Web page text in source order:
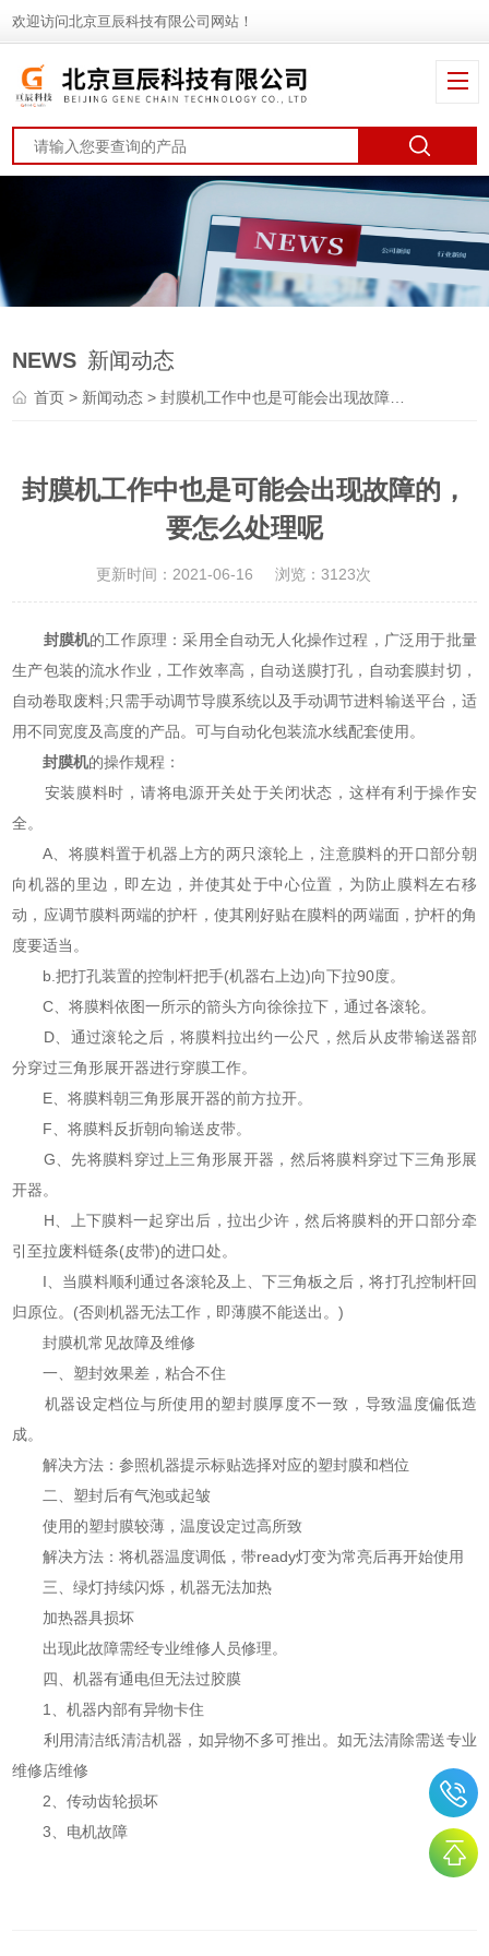
欢迎访问北京亘辰科技有限公司网站！
NEWS 新闻动态
首页 > 新闻动态 > 封膜机工作中也是可能会出现故障的，要怎么处理呢
封膜机工作中也是可能会出现故障的，
要怎么处理呢
更新时间：2021-06-16 浏览：3123次
封膜机的工作原理：采用全自动无人化操作过程，广泛用于批量
生产包装的流水作业，工作效率高，自动送膜打孔，自动套膜封切，
自动卷取废料;只需手动调节导膜系统以及手动调节进料输送平台，适
用不同宽度及高度的产品。可与自动化包装流水线配套使用。
封膜机的操作规程：
安装膜料时，请将电源开关处于关闭状态，这样有利于操作安
全。
A、将膜料置于机器上方的两只滚轮上，注意膜料的开口部分朝
向机器的里边，即左边，并使其处于中心位置，为防止膜料左右移
动，应调节膜料两端的护杆，使其刚好贴在膜料的两端面，护杆的角
度要适当。
b.把打孔装置的控制杆把手(机器右上边)向下拉90度。
C、将膜料依图一所示的箭头方向徐徐拉下，通过各滚轮。
D、通过滚轮之后，将膜料拉出约一公尺，然后从皮带输送器部
分穿过三角形展开器进行穿膜工作。
E、将膜料朝三角形展开器的前方拉开。
F、将膜料反折朝向输送皮带。
G、先将膜料穿过上三角形展开器，然后将膜料穿过下三角形展
开器。
H、上下膜料一起穿出后，拉出少许，然后将膜料的开口部分牵
引至拉废料链条(皮带)的进口处。
I、当膜料顺利通过各滚轮及上、下三角板之后，将打孔控制杆回
归原位。(否则机器无法工作，即薄膜不能送出。)
封膜机常见故障及维修
一、塑封效果差，粘合不住
机器设定档位与所使用的塑封膜厚度不一致，导致温度偏低造
成。
解决方法：参照机器提示标贴选择对应的塑封膜和档位
二、塑封后有气泡或起皱
使用的塑封膜较薄，温度设定过高所致
解决方法：将机器温度调低，带ready灯变为常亮后再开始使用
三、绿灯持续闪烁，机器无法加热
加热器具损坏
出现此故障需经专业维修人员修理。
四、机器有通电但无法过胶膜
1、机器内部有异物卡住
利用清洁纸清洁机器，如异物不多可推出。如无法清除需送专业
维修店维修
2、传动齿轮损坏
3、电机故障